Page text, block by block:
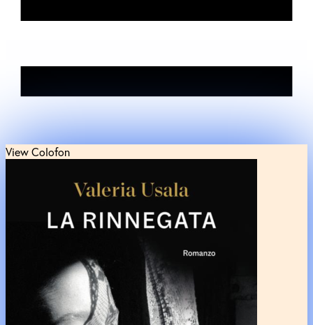
View Colofon